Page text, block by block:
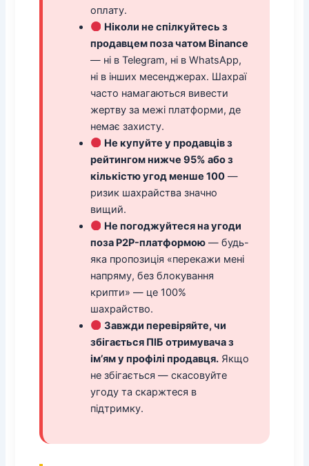
оплату.
Ніколи не спілкуйтесь з
продавцем поза чатом Binance
— ні в Telegram, ні в WhatsApp,
ні в інших месенджерах. Шахраї
часто намагаються вивести
жертву за межі платформи, де
немає захисту.
Не купуйте у продавців з
рейтингом нижче 95% або з
кількістю угод менше 100—
ризик шахрайства значно
вищий.
Не погоджуйтеся на угоди
поза P2P-платформою— будь-
яка пропозиція «перекажи мені
напряму, без блокування
крипти» — це 100%
шахрайство.
Завжди перевіряйте, чи
збігається ПІБ отримувача з
ім’ям у профілі продавця.Якщо
не збігається — скасовуйте
угоду та скаржтеся в
підтримку.